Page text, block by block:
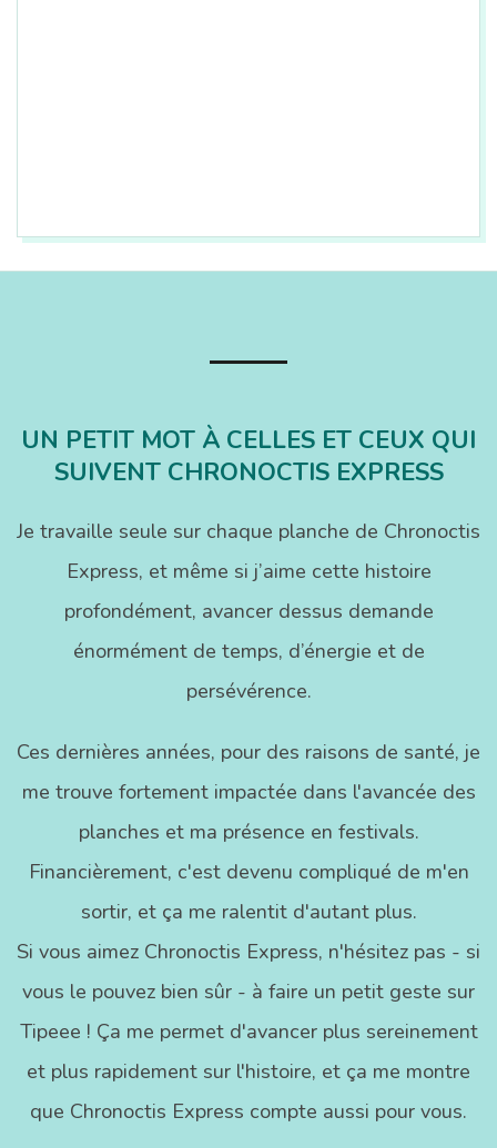
UN PETIT MOT À CELLES ET CEUX QUI
SUIVENT CHRONOCTIS EXPRESS
Je travaille seule sur chaque planche de Chronoctis
Express, et même si j’aime cette histoire
profondément, avancer dessus demande
énormément de temps, d’énergie et de
persévérence.
Ces dernières années, pour des raisons de santé, je
me trouve fortement impactée dans l'avancée des
planches et ma présence en festivals.
Financièrement, c'est devenu compliqué de m'en
sortir, et ça me ralentit d'autant plus.
Si vous aimez Chronoctis Express, n'hésitez pas - si
vous le pouvez bien sûr - à faire un petit geste sur
Tipeee ! Ça me permet d'avancer plus sereinement
et plus rapidement sur l'histoire, et ça me montre
que Chronoctis Express compte aussi pour vous.